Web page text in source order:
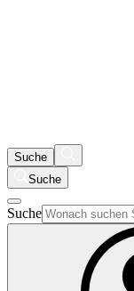
Suche
Suche
Suche